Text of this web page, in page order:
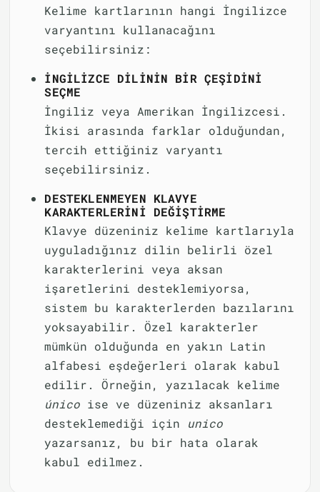
Kelime kartlarının hangi İngilizce
varyantını kullanacağını
seçebilirsiniz:
İNGILIZCE DILININ BIR ÇEŞIDINI
SEÇME
İngiliz veya Amerikan İngilizcesi.
İkisi arasında farklar olduğundan,
tercih ettiğiniz varyantı
seçebilirsiniz.
DESTEKLENMEYEN KLAVYE
KARAKTERLERINI DEĞIŞTIRME
Klavye düzeniniz kelime kartlarıyla
uyguladığınız dilin belirli özel
karakterlerini veya aksan
işaretlerini desteklemiyorsa,
sistem bu karakterlerden bazılarını
yoksayabilir. Özel karakterler
mümkün olduğunda en yakın Latin
alfabesi eşdeğerleri olarak kabul
edilir. Örneğin, yazılacak kelime
único ise ve düzeniniz aksanları
desteklemediği için unico
yazarsanız, bu bir hata olarak
kabul edilmez.